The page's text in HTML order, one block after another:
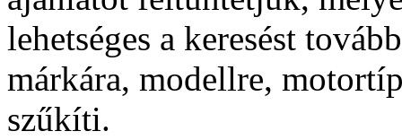
lehetséges a keresést
márkára, modellre,
szűkíti.